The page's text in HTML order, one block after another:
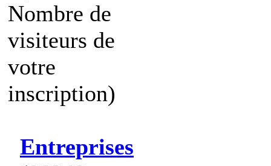
Nombre de
visiteurs de
votre
inscription)
Entreprises